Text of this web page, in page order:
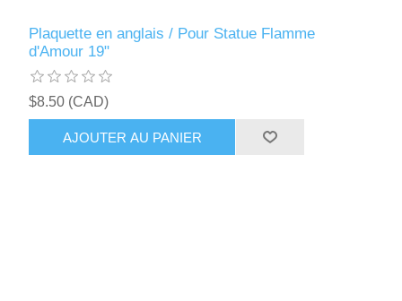
Plaquette en anglais / Pour Statue Flamme
d'Amour 19"
$8.50 (CAD)
AJOUTER AU PANIER